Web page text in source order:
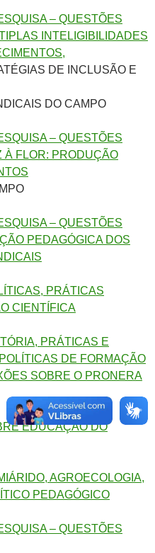
– QUESTÕES
INTELIGIBILIDADES
DE INCLUSÃO E
DO CAMPO
– QUESTÕES
À FLOR: PRODUÇÃO
– QUESTÕES
PEDAGÓGICA DOS
PRÁTICAS
CIENTÍFICA
PRÁTICAS E
DE FORMAÇÃO
SOBRE O PRONERA
EDUCAÇÃO DO
AGROECOLOGIA,
PEDAGÓGICO
– QUESTÕES